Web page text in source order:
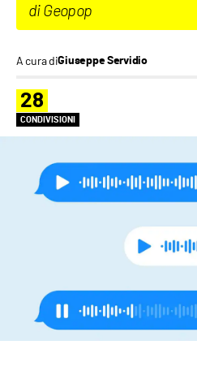
di Geopop
A cura diGiuseppe Servidio
28
CONDIVISIONI